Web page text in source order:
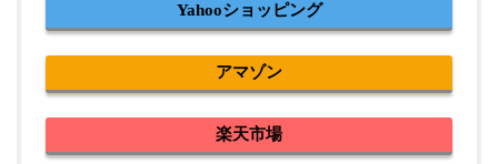
Yahooショッピング
アマゾン
楽天市場